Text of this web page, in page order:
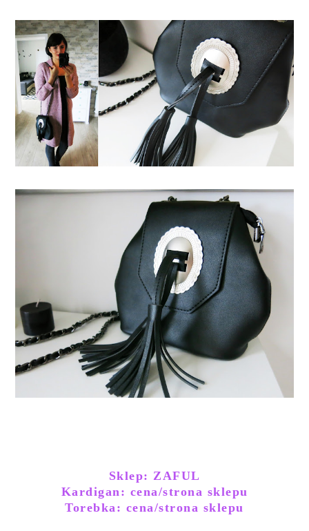
Sklep: ZAFUL
Kardigan: cena/strona sklepu
Torebka: cena/strona sklepu